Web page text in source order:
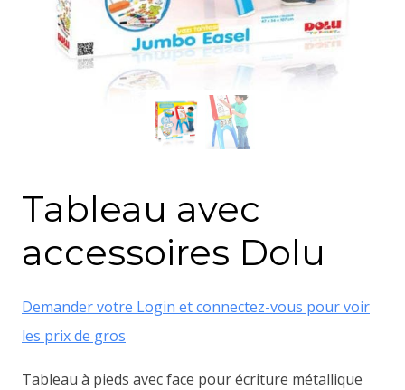
Tableau avec
accessoires Dolu
Demander votre Login et connectez-vous pour voir
les prix de gros
Tableau à pieds avec face pour écriture métallique